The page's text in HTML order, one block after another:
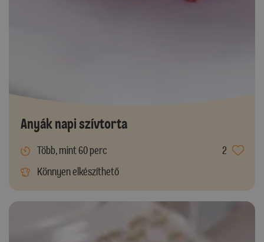
Anyák napi szívtorta
Több, mint 60 perc
2
Könnyen elkészíthető